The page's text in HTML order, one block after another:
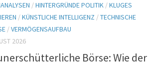
/HINTERGRÜNDE POLITIK /KLUGES
/KÜNSTLICHE INTELLIGENZ /TECHNISCHE
/VERMÖGENSAUFBAU
2026
Börse: Wie der